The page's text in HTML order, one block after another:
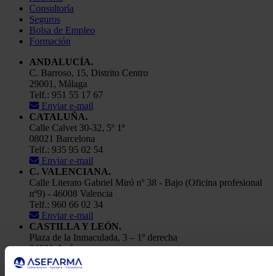
Consultoría
Seguros
Bolsa de Empleo
Formación
ANDALUCÍA.
C. Barroso, 15, Distrito Centro
29001, Málaga
Telf.: 951 55 17 67
Enviar e-mail
CATALUÑA.
Calle Calvet 30-32, 5º 1ª
08021 Barcelona
Telf.: 935 95 02 54
Enviar e-mail
C. VALENCIANA.
Calle Literato Gabriel Miró nº 38 - Bajo (Oficina profesional
nº9) - 46008 Valencia
Telf.: 960 66 02 34
Enviar e-mail
CASTILLA Y LEÓN.
Plaza de la Inmaculada, 3 – 1º derecha
24001, León
Telf.: 91 448 84 22
Enviar e-mail